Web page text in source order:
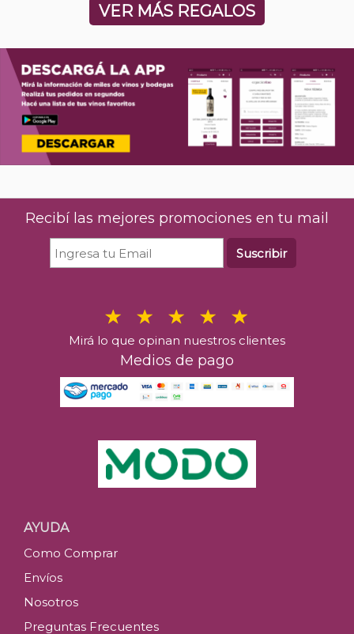
VER MÁS REGALOS
Recibí las mejores promociones en tu mail
Suscribir
Mirá lo que opinan nuestros clientes
Medios de pago
AYUDA
Como Comprar
Envíos
Nosotros
Preguntas Frecuentes